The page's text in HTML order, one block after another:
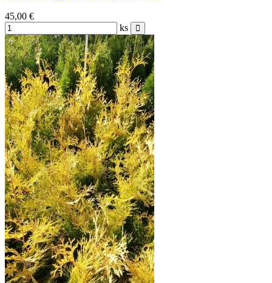
45,00 €
ks